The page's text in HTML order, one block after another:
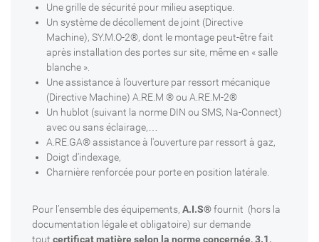
Une grille de sécurité pour milieu aseptique.
Un système de décollement de joint (Directive
Machine), SY.M.O-2®, dont le montage peut-être fait
après installation des portes sur site, même en « salle
blanche ».
Une assistance à l’ouverture par ressort mécanique
(Directive Machine) A.RE.M ® ou A.RE.M-2®
Un hublot (suivant la norme DIN ou SMS, Na-Connect)
avec ou sans éclairage,…
A.RE.GA® assistance à l'ouverture par ressort à gaz,
Doigt d'indexage,
Charnière renforcée pour porte en position latérale.
Pour l’ensemble des équipements, A.I.S®fournit (hors la
documentation légale et obligatoire) sur demande
tout certificat matière selon la norme concernée, 3.1,